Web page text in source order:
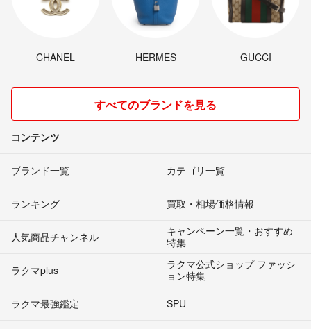
CHANEL HERMES GUCCI
すべてのブランドを見る
コンテンツ
ブランド一覧 カテゴリ一覧
ランキング 買取・相場価格情報
人気商品チャンネル
キャンペーン一覧・おすすめ
特集
ラクマplus
ラクマ公式ショップ ファッシ
ョン特集
ラクマ最強鑑定
SPU